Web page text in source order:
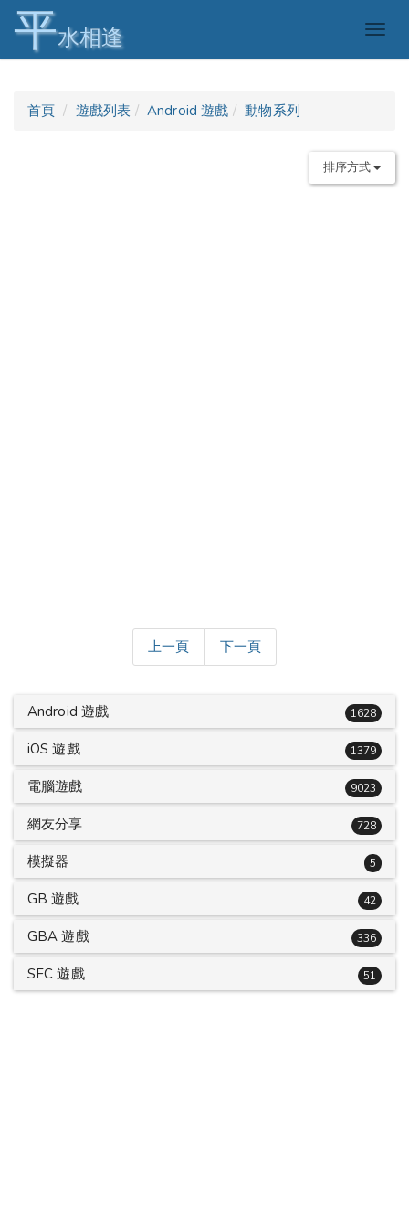
平水相逢
首頁 遊戲列表 Android 遊戲 動物系列
排序方式
上一頁 下一頁
Android 遊戲 1628
iOS 遊戲 1379
電腦遊戲 9023
網友分享 728
模擬器 5
GB 遊戲 42
GBA 遊戲 336
SFC 遊戲 51